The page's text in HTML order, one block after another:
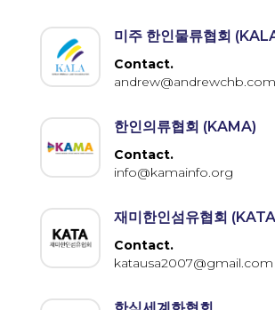
미주 한인물류협회
Contact.
andrew@andrewchb.com
한인의류협회 (KAMA)
Contact.
info@kamainfo.org
재미한인섬유협회
Contact.
katausa2007@gmail.com